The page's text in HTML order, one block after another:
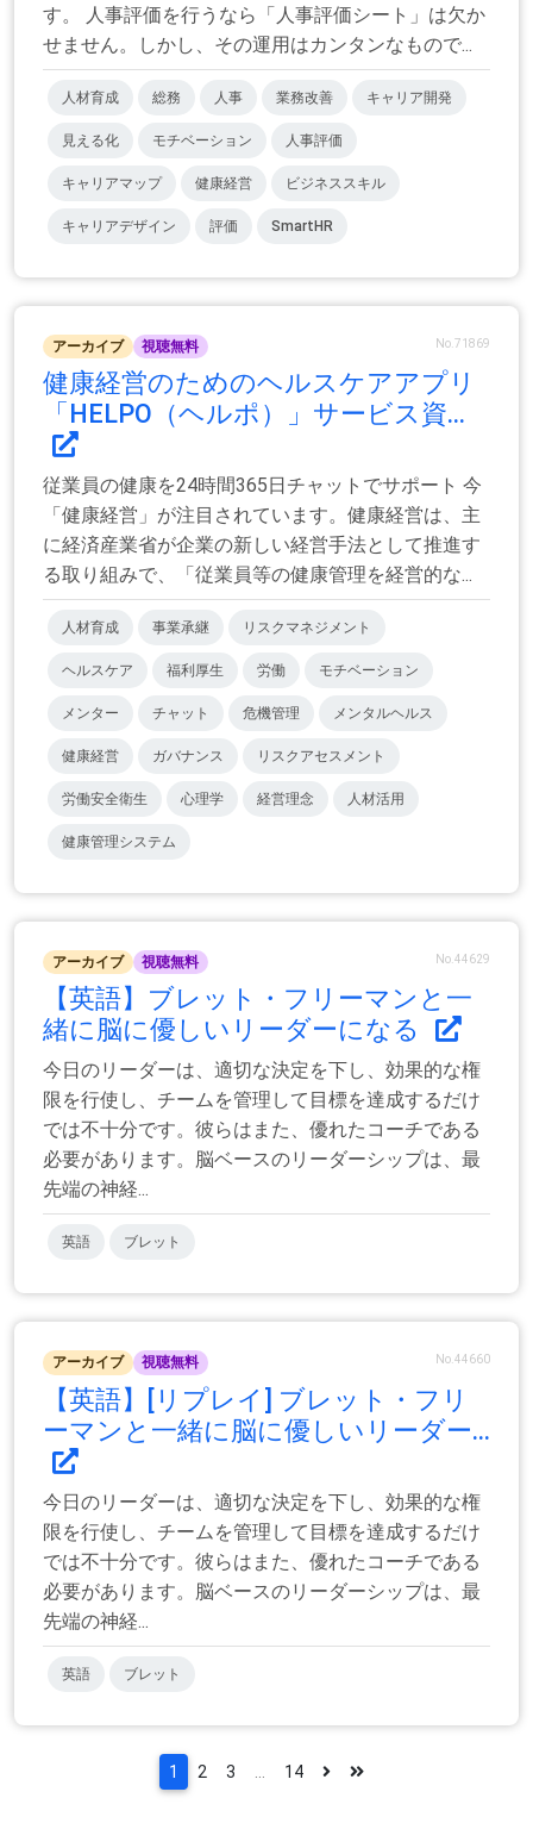
す。 人事評価を行うなら「人事評価シート」は欠か
せません。しかし、その運用はカンタンなもので...
人材育成 総務 人事 業務改善 キャリア開発
見える化 モチベーション 人事評価
キャリアマップ 健康経営 ビジネススキル
キャリアデザイン 評価 SmartHR
アーカイブ 視聴無料 No.71869
健康経営のためのヘルスケアアプリ
「HELPO（ヘルポ）」サービス資...
従業員の健康を24時間365日チャットでサポート 今
「健康経営」が注目されています。健康経営は、主
に経済産業省が企業の新しい経営手法として推進す
る取り組みで、「従業員等の健康管理を経営的な...
人材育成 事業承継 リスクマネジメント
ヘルスケア 福利厚生 労働 モチベーション
メンター チャット 危機管理 メンタルヘルス
健康経営 ガバナンス リスクアセスメント
労働安全衛生 心理学 経営理念 人材活用
健康管理システム
アーカイブ 視聴無料 No.44629
【英語】ブレット・フリーマンと一
緒に脳に優しいリーダーになる
今日のリーダーは、適切な決定を下し、効果的な権
限を行使し、チームを管理して目標を達成するだけ
では不十分です。彼らはまた、優れたコーチである
必要があります。脳ベースのリーダーシップは、最
先端の神経...
英語 ブレット
アーカイブ 視聴無料 No.44660
【英語】[リプレイ] ブレット・フリ
ーマンと一緒に脳に優しいリーダー...
今日のリーダーは、適切な決定を下し、効果的な権
限を行使し、チームを管理して目標を達成するだけ
では不十分です。彼らはまた、優れたコーチである
必要があります。脳ベースのリーダーシップは、最
先端の神経...
英語 ブレット
1 2 3 14